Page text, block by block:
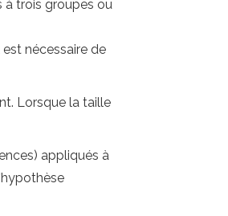
à trois groupes ou
nécessaire de
Lorsque la taille
appliqués à